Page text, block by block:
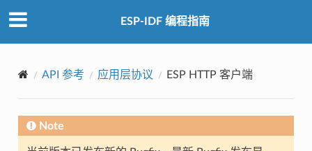
ESP-IDF 编程指南
API 参考 应用层协议 ESP HTTP 客户端
Note